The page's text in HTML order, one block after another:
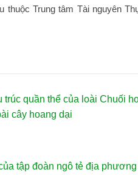
thuộc Trung tâm Tài nguyên
trúc quần thể của loài Chuối
cây hoang dại
tập đoàn ngô tẻ địa